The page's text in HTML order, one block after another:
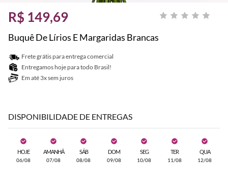
R$ 149,69
Buquê De Lírios E Margaridas Brancas
Frete grátis para entrega comercial
Entregamos hoje para todo Brasil!
Em até 3x sem juros
DISPONIBILIDADE DE ENTREGAS
HOJE
06/08
AMANHÃ
07/08
SÁB
08/08
DOM
09/08
SEG
10/08
TER
11/08
QUA
12/08